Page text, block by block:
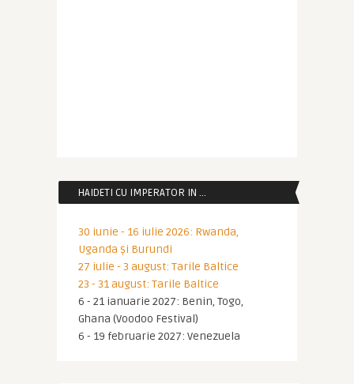
HAIDETI CU IMPERATOR IN …
30 iunie - 16 iulie 2026: Rwanda,
Uganda și Burundi
27 iulie - 3 august: Tarile Baltice
23 - 31 august: Tarile Baltice
6 - 21 ianuarie 2027: Benin, Togo,
Ghana (Voodoo Festival)
6 - 19 februarie 2027: Venezuela